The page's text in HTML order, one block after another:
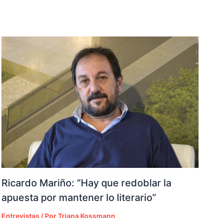
Ricardo Mariño: “Hay que redoblar la
apuesta por mantener lo literario”
Entrevistas / PorTriana Kossmann